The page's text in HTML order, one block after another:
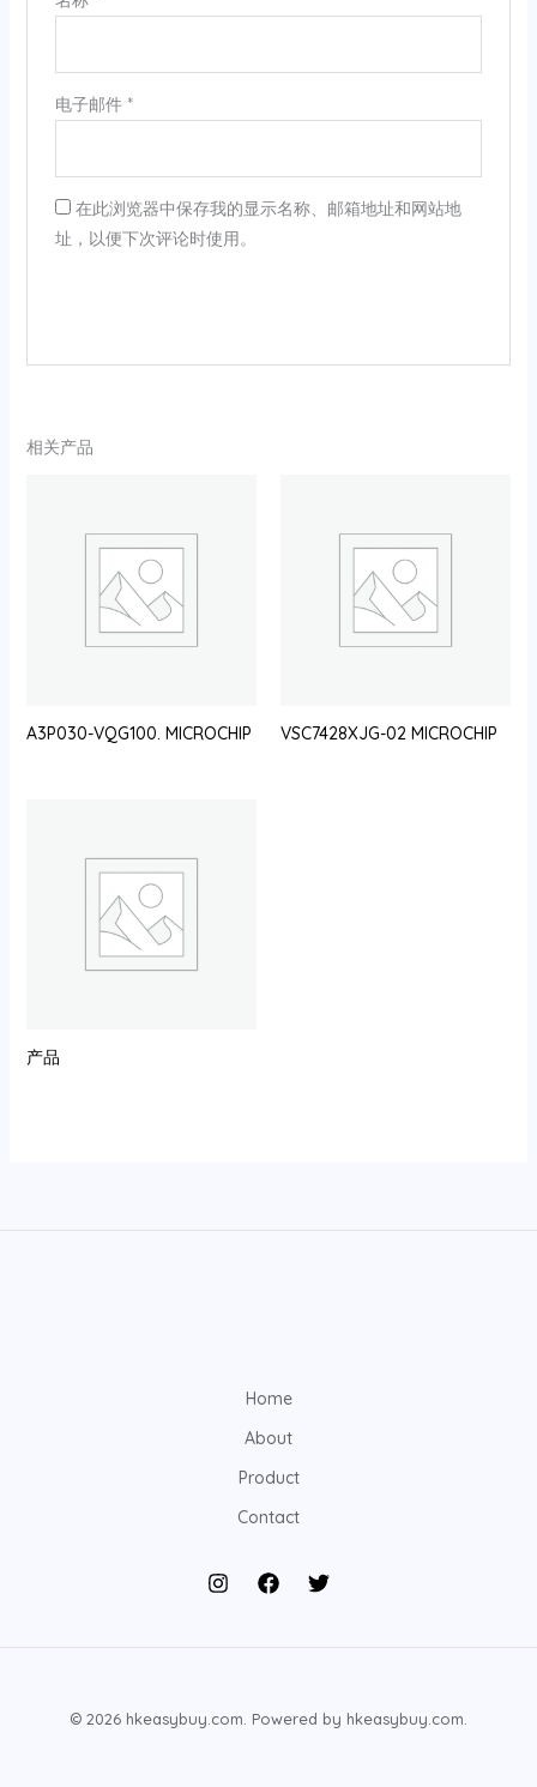
电子邮件 *
在此浏览器中保存我的显示名称、邮箱地址和网站地
址，以便下次评论时使用。
相关产品
A3P030-VQG100. MICROCHIP VSC7428XJG-02 MICROCHIP
产品
Home
About
Product
Contact
© 2026 hkeasybuy.com. Powered by hkeasybuy.com.